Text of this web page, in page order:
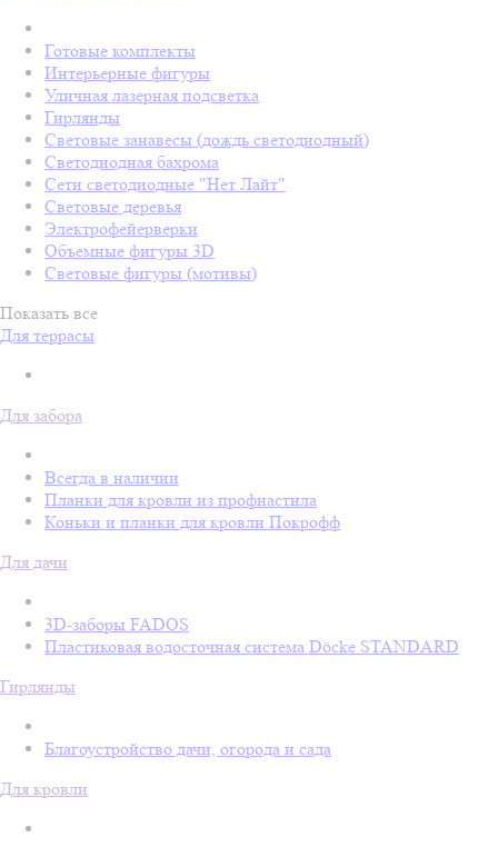
Готовые комплекты
Интерьерные фигуры
Уличная лазерная подсветка
Гирлянды
Световые занавесы (дождь светодиодный)
Светодиодная бахрома
Сети светодиодные "Нет Лайт"
Световые деревья
Электрофейерверки
Объемные фигуры 3D
Световые фигуры (мотивы)
Показать все
Для террасы
Для забора
Всегда в наличии
Планки для кровли из профнастила
Коньки и планки для кровли Покрофф
Для дачи
3D-заборы FADOS
Пластиковая водосточная система Döcke STANDARD
Гирлянды
Благоустройство дачи, огорода и сада
Для кровли